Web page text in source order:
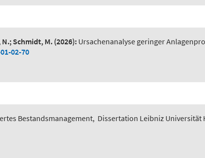
Schmidt, M. (2026): Ursachenanalyse geringer
02-70
Bestandsmanagement, Dissertation Leibniz Universität